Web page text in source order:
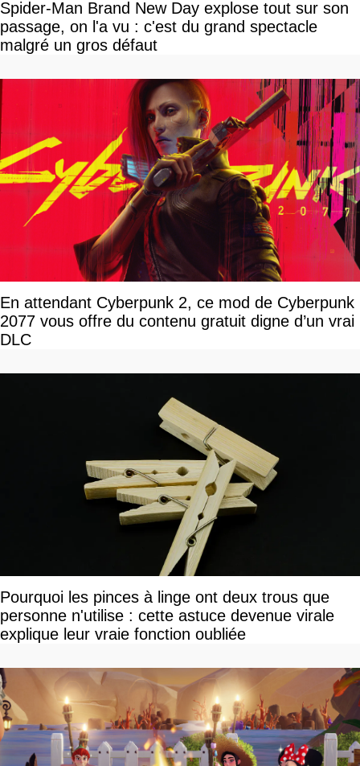
Spider-Man Brand New Day explose tout sur son
passage, on l'a vu : c'est du grand spectacle
malgré un gros défaut
En attendant Cyberpunk 2, ce mod de Cyberpunk
2077 vous offre du contenu gratuit digne d’un vrai
DLC
Pourquoi les pinces à linge ont deux trous que
personne n'utilise : cette astuce devenue virale
explique leur vraie fonction oubliée